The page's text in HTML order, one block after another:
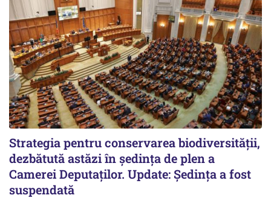
Strategia pentru conservarea biodiversității,
dezbătută astăzi în ședința de plen a
Camerei Deputaților. Update: Ședința a fost
suspendată